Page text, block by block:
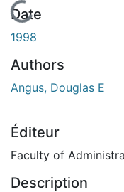
En cours de chargement...
Date
1998
Authors
Angus, Douglas E
Éditeur
Faculty of
Description